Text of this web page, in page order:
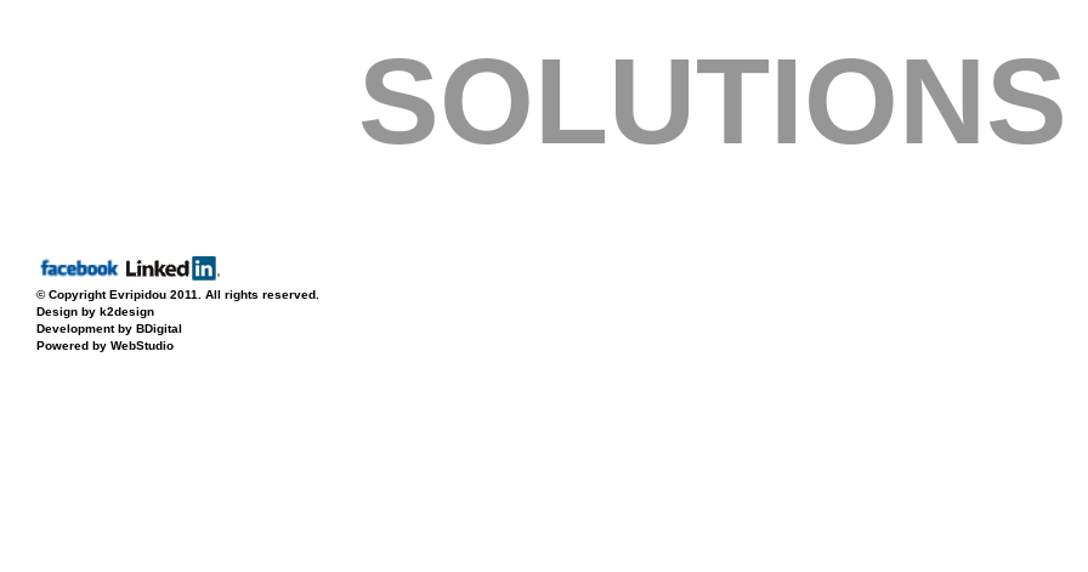
SOLUTIONS
© CopyrightEvripidou 2011. All rights reserved.
Design by k2design
Development by BDigital
Powered by WebStudio